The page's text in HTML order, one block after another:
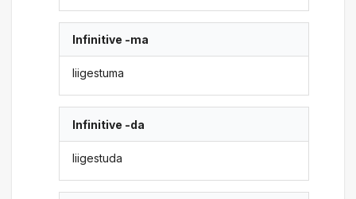
Infinitive -ma
liigestuma
Infinitive -da
liigestuda